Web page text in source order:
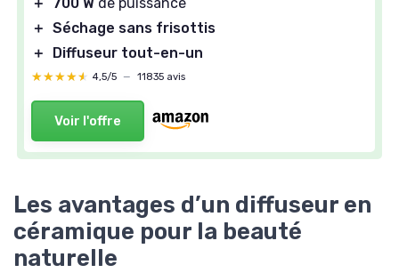
＋ 700 W de puissance
＋ Séchage sans frisottis
＋
Diffuseur tout-en-un
★★★★★
★★★★★ 4,5/5 — 11835 avis
Voir l'offre
Les avantages d’un diffuseur en
céramique pour la beauté
naturelle